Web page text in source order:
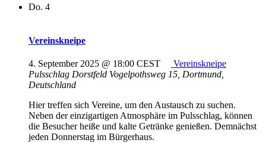
Do. 4
Vereinskneipe
4. September 2025 @ 18:00 CEST
Vereinskneipe
Pulsschlag Dorstfeld Vogelpothsweg 15, Dortmund,
Deutschland
Hier treffen sich Vereine, um den Austausch zu suchen.
Neben der einzigartigen Atmosphäre im Pulsschlag, können
die Besucher heiße und kalte Getränke genießen. Demnächst
jeden Donnerstag im Bürgerhaus.